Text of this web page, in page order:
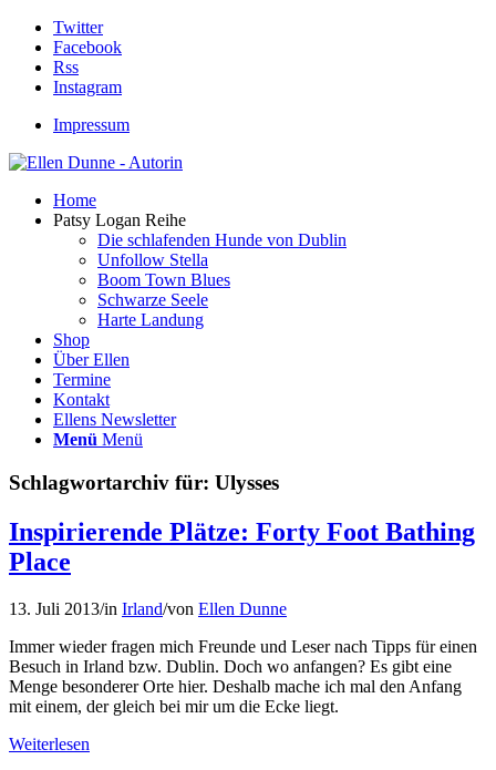
Twitter
Facebook
Rss
Instagram
Impressum
Home
Patsy Logan Reihe
Die schlafenden Hunde von Dublin
Unfollow Stella
Boom Town Blues
Schwarze Seele
Harte Landung
Shop
Über Ellen
Termine
Kontakt
Ellens Newsletter
Menü Menü
Schlagwortarchiv für: Ulysses
Inspirierende Plätze: Forty Foot Bathing
Place
13. Juli 2013/in Irland/von Ellen Dunne
Immer wieder fragen mich Freunde und Leser nach Tipps für einen
Besuch in Irland bzw. Dublin. Doch wo anfangen? Es gibt eine
Menge besonderer Orte hier. Deshalb mache ich mal den Anfang
mit einem, der gleich bei mir um die Ecke liegt.
Weiterlesen